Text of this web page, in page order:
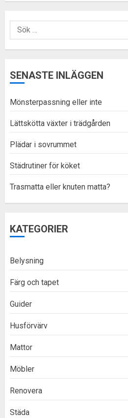
Sök
efter:
SENASTE INLÄGGEN
Mönsterpassning eller inte
Lättskötta växter i trädgården
Plädar i sovrummet
Städrutiner för köket
Trasmatta eller knuten matta?
KATEGORIER
Belysning
Färg och tapet
Guider
Husförvärv
Mattor
Möbler
Renovera
Städa